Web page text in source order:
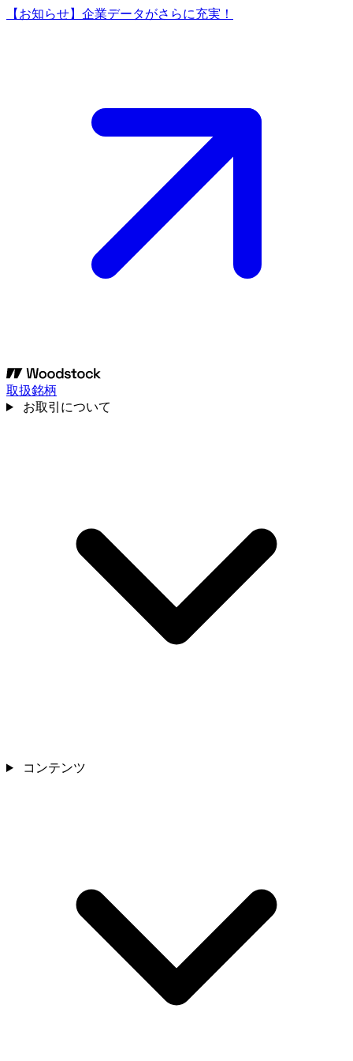
【お知らせ】企業データがさらに充実！
取扱銘柄
お取引について
コンテンツ